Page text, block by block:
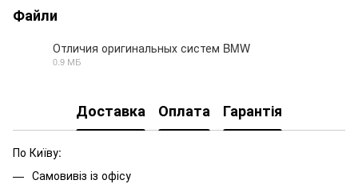
Файли
Отличия оригинальных систем BMW
0.9 МБ
Доставка Оплата Гарантія
По Київу:
Самовивіз із офісу